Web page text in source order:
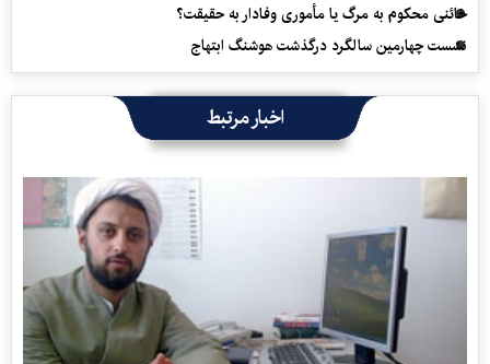
خائنی محکوم به مرگ یا مأموری وفادار به حقیقت؟
نشست چهارمین سالگرد درگذشت هوشنگ ابتهاج
اخبار مرتبط